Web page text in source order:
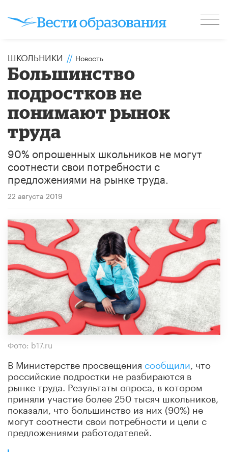
ШКОЛЬНИКИ // Новость
Большинство
подростков не
понимают рынок
труда
90% опрошенных школьников не могут
соотнести свои потребности с
предложениями на рынке труда.
22 августа 2019
Фото: b17.ru
В Министерстве просвещения сообщили , что
российские подростки не разбираются в
рынке труда. Результаты опроса, в котором
приняли участие более 250 тысяч школьников,
показали, что большинство из них (90%) не
могут соотнести свои потребности и цели с
предложениями работодателей.